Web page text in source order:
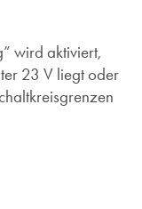
wird aktiviert,
23 V liegt oder